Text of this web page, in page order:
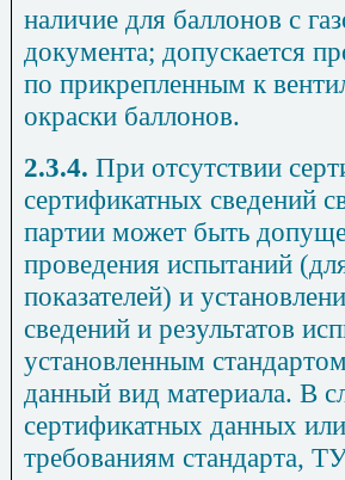
наличие для баллонов с
документа; допускается
по прикрепленным к
окраски баллонов.
2.3.4. При отсутствии
сертификатных сведений
партии может быть
проведения испытаний
показателей) и
сведений и результатов
установленным
данный вид материала. В
сертификатных данных
требованиям стандарта,